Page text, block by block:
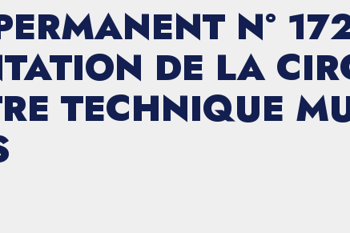
N°
DE LA
TECHNIQUE